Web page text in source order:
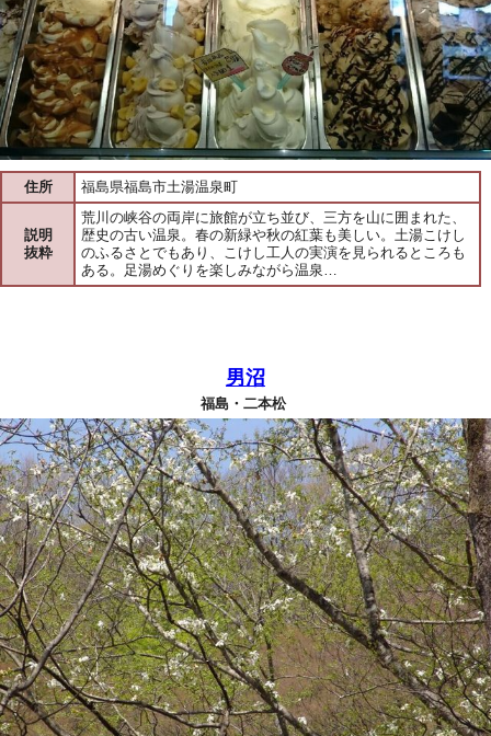
住所 福島県福島市土湯温泉町
説明
抜粋
荒川の峡谷の両岸に旅館が立ち並び、三方を山に囲まれた、
歴史の古い温泉。春の新緑や秋の紅葉も美しい。土湯こけし
のふるさとでもあり、こけし工人の実演を見られるところも
ある。足湯めぐりを楽しみながら温泉…
男沼
福島・二本松